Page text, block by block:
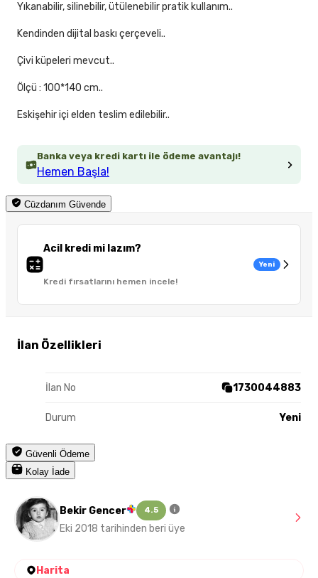
Banka veya kredi kartı ile ödeme avantajı!
Hemen Başla!
Cüzdanım Güvende
Acil kredi mi lazım?
Kredi fırsatlarını hemen incele!
Yeni
İlan Özellikleri
İlan No 1730044883
Durum Yeni
Güvenli Ödeme
Kolay İade
Yıkanabilir, silinebilir, ütülenebilir pratik kullanım..
Kendinden dijital baskı çerçeveli..
Çivi küpeleri mevcut..
Ölçü : 100*140 cm..
Eskişehir içi elden teslim edilebilir..
Bekir Gencer 4.5
Eki 2018 tarihinden beri üye
Harita